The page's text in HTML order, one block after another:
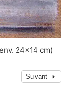
24x14 cm)
Suivant